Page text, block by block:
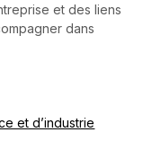
et des liens
dans
et d’industrie